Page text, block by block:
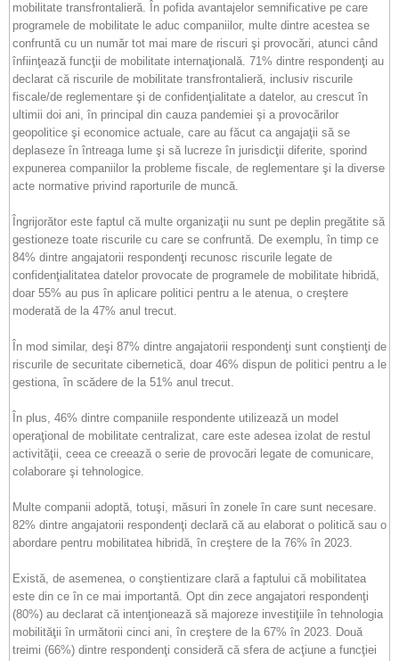
mobilitate transfrontalieră. În pofida avantajelor semnificative pe care
programele de mobilitate le aduc companiilor, multe dintre acestea se
confruntă cu un număr tot mai mare de riscuri şi provocări, atunci când
înfiinţează funcţii de mobilitate internaţională. 71% dintre respondenţi au
declarat că riscurile de mobilitate transfrontalieră, inclusiv riscurile
fiscale/de reglementare şi de confidenţialitate a datelor, au crescut în
ultimii doi ani, în principal din cauza pandemiei şi a provocărilor
geopolitice şi economice actuale, care au făcut ca angajaţii să se
deplaseze în întreaga lume şi să lucreze în jurisdicţii diferite, sporind
expunerea companiilor la probleme fiscale, de reglementare şi la diverse
acte normative privind raporturile de muncă.
Îngrijorător este faptul că multe organizaţii nu sunt pe deplin pregătite să
gestioneze toate riscurile cu care se confruntă. De exemplu, în timp ce
84% dintre angajatorii respondenţi recunosc riscurile legate de
confidenţialitatea datelor provocate de programele de mobilitate hibridă,
doar 55% au pus în aplicare politici pentru a le atenua, o creştere
moderată de la 47% anul trecut.
În mod similar, deşi 87% dintre angajatorii respondenţi sunt conştienţi de
riscurile de securitate cibernetică, doar 46% dispun de politici pentru a le
gestiona, în scădere de la 51% anul trecut.
În plus, 46% dintre companiile respondente utilizează un model
operaţional de mobilitate centralizat, care este adesea izolat de restul
activităţii, ceea ce creează o serie de provocări legate de comunicare,
colaborare şi tehnologice.
Multe companii adoptă, totuşi, măsuri în zonele în care sunt necesare.
82% dintre angajatorii respondenţi declară că au elaborat o politică sau o
abordare pentru mobilitatea hibridă, în creştere de la 76% în 2023.
Există, de asemenea, o conştientizare clară a faptului că mobilitatea
este din ce în ce mai importantă. Opt din zece angajatori respondenţi
(80%) au declarat că intenţionează să majoreze investiţiile în tehnologia
mobilităţii în următorii cinci ani, în creştere de la 67% în 2023. Două
treimi (66%) dintre respondenţi consideră că sfera de acţiune a funcţiei